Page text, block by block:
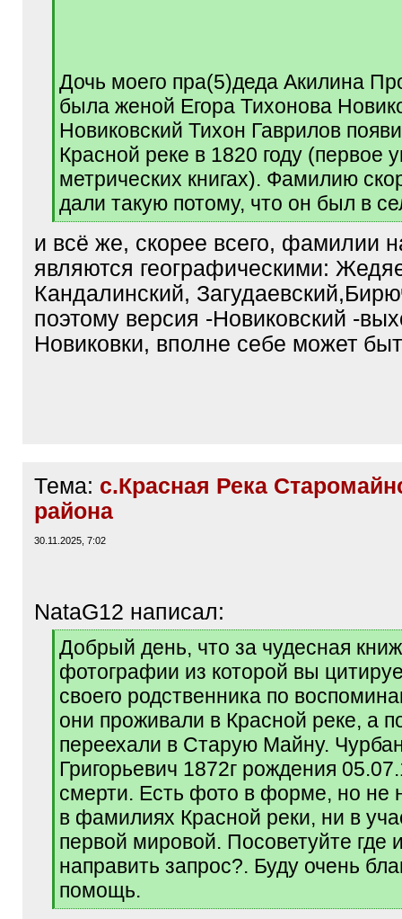
Дочь моего пра(5)деда Акилина
была женой Егора Тихонова
Новиковский Тихон Гаврилов
Красной реке в 1820 году (первое
метрических книгах). Фамилию
дали такую потому, что он был в
[
/
q
]
и всё же, скорее всего, фамилии
являются географическими:
Кандалинский,
поэтому версия -Новиковский -
Новиковки, вполне себе может
Тема: с.Красная Река
района
30.11.2025, 7:02
NataG12 написал:
q
]
Добрый день, что за чудесная
фотографии из которой вы
своего родственника по
они проживали в Красной реке, а
переехали в Старую Майну.
Григорьевич 1872г рождения
смерти. Есть фото в форме, но не
в фамилиях Красной реки, ни в
первой мировой. Посоветуйте где
направить запрос?. Буду очень
помощь.
[